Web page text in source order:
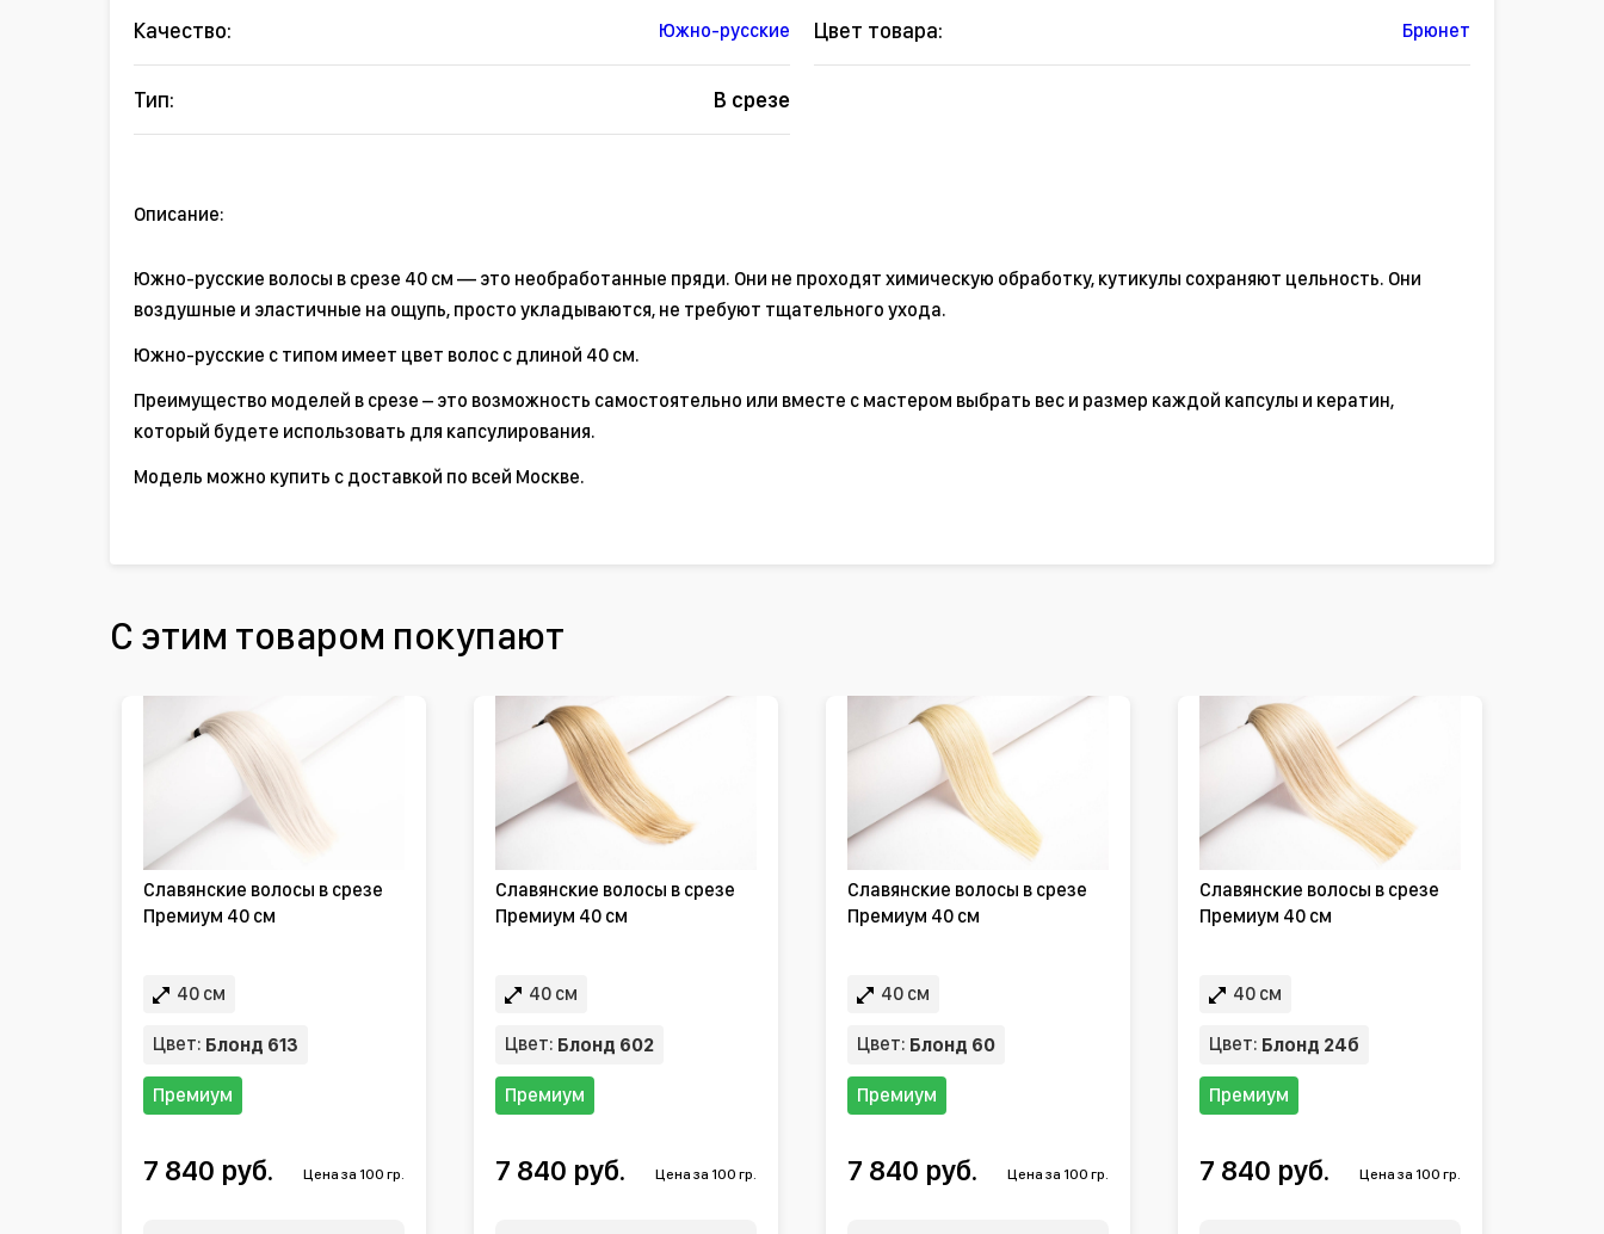
Качество: Южно-русские Цвет товара: Брюнет
Тип: В срезе
Описание:
Южно-русские волосы в срезе 40 см — это необработанные пряди. Они не проходят химическую обработку, кутикулы сохраняют цельность. Они
воздушные и эластичные на ощупь, просто укладываются, не требуют тщательного ухода.
Южно-русские с типом имеет цвет волос с длиной 40 см.
Преимущество моделей в срезе – это возможность самостоятельно или вместе с мастером выбрать вес и размер каждой капсулы и кератин,
который будете использовать для капсулирования.
Модель можно купить с доставкой по всей Москве.
С этим товаром покупают
Славянские волосы в срезе
Премиум 40 см
40 см
Цвет: Блонд 613
Премиум
7 840 руб. Цена за 100 гр.
Славянские волосы в срезе
Премиум 40 см
40 см
Цвет: Блонд 602
Премиум
7 840 руб. Цена за 100 гр.
Славянские волосы в срезе
Премиум 40 см
40 см
Цвет: Блонд 60
Премиум
7 840 руб. Цена за 100 гр.
Славянские волосы в срезе
Премиум 40 см
40 см
Цвет: Блонд 24б
Премиум
7 840 руб. Цена за 100 гр.